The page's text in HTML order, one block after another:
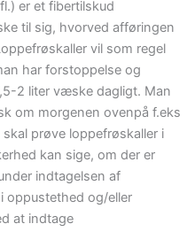
er et fibertilskud
til sig, hvorved afføringen
vil som regel
har forstoppelse og
2 liter væske dagligt. Man
om morgenen ovenpå f.eks
prøve loppefrøskaller i
kan sige, om der er
indtagelsen af
oppustethed og/eller
at indtage